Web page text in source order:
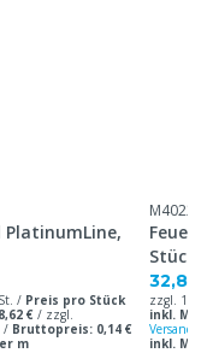
PlatinumLine,
/ Preis pro Stück
€ / zzgl.
/ Bruttopreis: 0,14 €
m
Stück
32,80
zzgl.
inkl.
inkl.